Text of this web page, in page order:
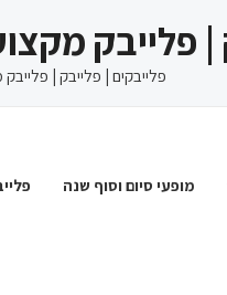
| פלייבק
פלייבקים | פלייבק |
מופעי סיום וסוף שנה